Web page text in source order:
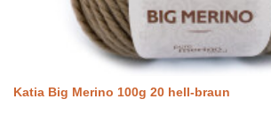
Katia Big Merino 100g 20 hell-braun